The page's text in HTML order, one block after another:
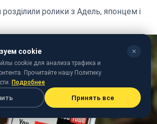
ролики з Адель, японцем і
cookie ✕
cookie для анализа трафика и
Прочитайте нашу Политику
Подробнее
Принять все